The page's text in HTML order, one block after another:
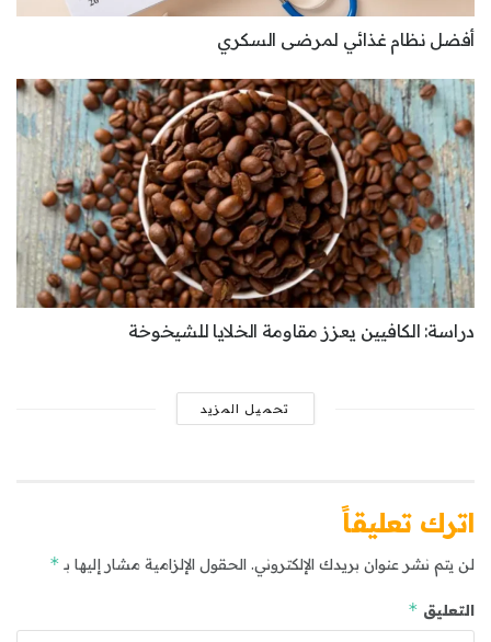
أفضل نظام غذائي لمرضى السكري
دراسة: الكافيين يعزز مقاومة الخلايا للشيخوخة
تحميل المزيد
اترك تعليقاً
لن يتم نشر عنوان بريدك الإلكتروني. الحقول الإلزامية مشار إليها بـ *
التعليق *